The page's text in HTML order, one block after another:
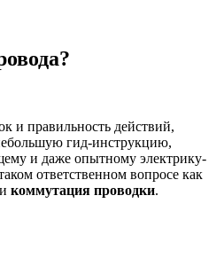
и правильность действий,
гид-инструкцию,
и даже опытному электрику-
ответственном вопросе как
коммутация проводки.